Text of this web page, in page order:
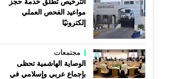
الترخيص تطلق خدمة حجز
مواعيد الفحص العملي
إلكترونيًا
مجتمعات
الوصاية الهاشمية تحظى
بإجماع عربي وإسلامي في